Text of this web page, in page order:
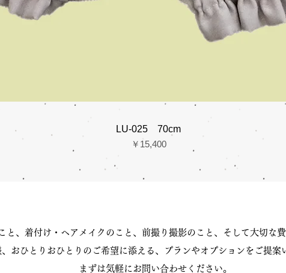
LU-025 70cm
価格
￥15,400
と、着付け・ヘアメイクのこと、前撮り撮影のこと、そして大切な
、おひとりおひとりのご希望に添える、プランやオプションをご提案
まずは気軽にお問い合わせください。